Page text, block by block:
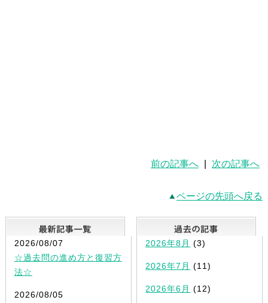
前の記事へ 次の記事へ
ページの先頭へ戻る
最新記事一覧
2026/08/07
☆過去問の進め方と復習方
法☆
2026/08/05
2026年8月 (3)
2026年7月 (11)
2026年6月 (12)